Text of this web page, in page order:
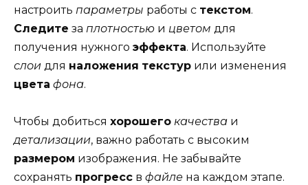
настроить параметры работы с текстом.
Следите за плотностью и цветом для
получения нужного эффекта. Используйте
слои для наложения текстур или изменения
цвета фона.
Чтобы добиться хорошего качества и
детализации, важно работать с высоким
размером изображения. Не забывайте
сохранять прогресс в файле на каждом этапе.